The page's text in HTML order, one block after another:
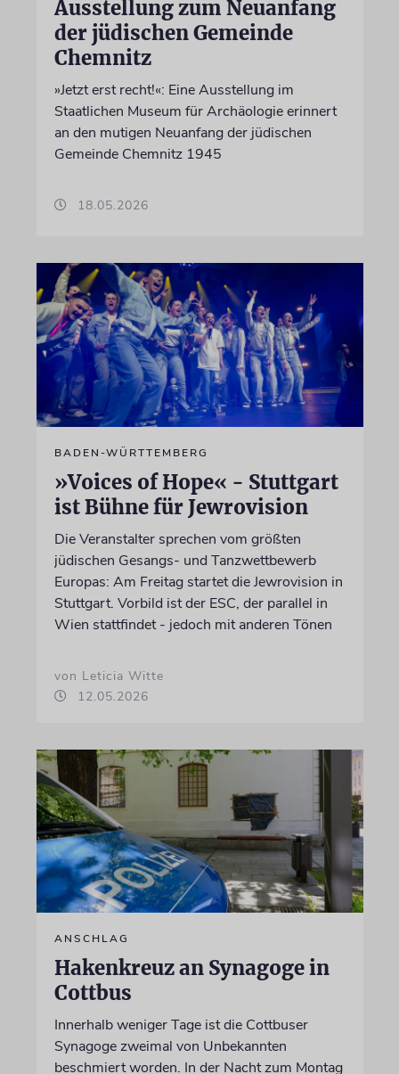
Ausstellung zum Neuanfang
der jüdischen Gemeinde
Chemnitz
»Jetzt erst recht!«: Eine Ausstellung im
Staatlichen Museum für Archäologie erinnert
an den mutigen Neuanfang der jüdischen
Gemeinde Chemnitz 1945
18.05.2026
BADEN-WÜRTTEMBERG
»Voices of Hope« - Stuttgart
ist Bühne für Jewrovision
Die Veranstalter sprechen vom größten
jüdischen Gesangs- und Tanzwettbewerb
Europas: Am Freitag startet die Jewrovision in
Stuttgart. Vorbild ist der ESC, der parallel in
Wien stattfindet - jedoch mit anderen Tönen
von Leticia Witte
12.05.2026
ANSCHLAG
Hakenkreuz an Synagoge in
Cottbus
Innerhalb weniger Tage ist die Cottbuser
Synagoge zweimal von Unbekannten
beschmiert worden. In der Nacht zum Montag